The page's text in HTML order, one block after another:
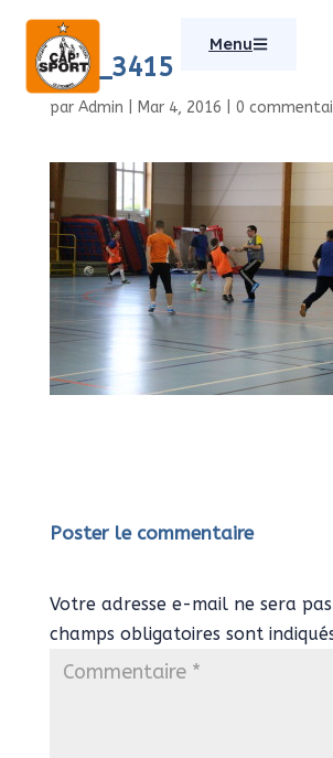
Menu
IMG_3415
par Admin Mar 4, 2016 0
Poster le commentaire
Votre adresse e-mail ne sera
champs obligatoires sont